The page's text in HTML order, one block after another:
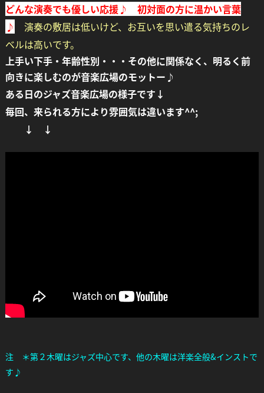
どんな演奏でも優しい応援♪ 初対面の方に温かい言葉
♪
演奏の敷居は低いけど、お互いを思い遣る気持ちのレ
ベルは高いです。
上手い下手・年齢性別・・・その他に関係なく、明るく前
向きに楽しむのが音楽広場のモットー♪
ある日のジャズ音楽広場の様子です↓
毎回、来られる方により雰囲気は違います^^;
↓ ↓
注 ＊第２木曜はジャズ中心です、他の木曜は洋楽全般&インストで
す♪